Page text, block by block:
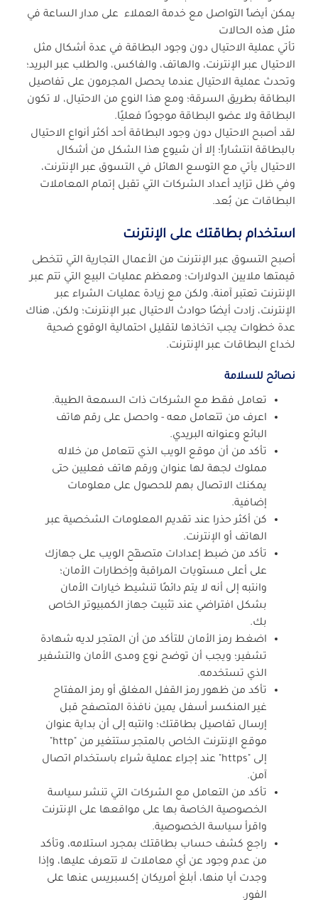
يمكن أيضاً التواصل مع خدمة العملاء على مدار الساعة في
مثل هذه الحالات
تأتي عملية الاحتيال دون وجود البطاقة في عدة أشكال مثل
الاحتيال عبر الإنترنت، والهاتف، والفاكس، والطلب عبر البريد؛
وتحدث عملية الاحتيال عندما يحصل المجرمون على تفاصيل
البطاقة بطريق السرقة؛ ومع هذا النوع من الاحتيال، لا تكون
البطاقة ولا عضو البطاقة موجودًا فعليًا.
لقد أصبح الاحتيال دون وجود البطاقة أحد أكثر أنواع الاحتيال
بالبطاقة انتشاراً؛ إلا أن شيوع هذا الشكل من أشكال
الاحتيال يأتي مع التوسع الهائل في التسوق عبر الإنترنت،
وفي ظل تزايد أعداد الشركات التي تقبل إتمام المعاملات
البطاقات عن بُعد.
استخدام بطاقتك على الإنترنت
أصبح التسوق عبر الإنترنت من الأعمال التجارية التي تتخطى
قيمتها ملايين الدولارات؛ ومعظم عمليات البيع التي تتم عبر
الإنترنت تعتبر آمنة، ولكن مع زيادة عمليات الشراء عبر
الإنترنت، زادت أيضًا حوادث الاحتيال عبر الإنترنت؛ ولكن، هناك
عدة خطوات يجب اتخاذها لتقليل احتمالية الوقوع ضحية
لخداع البطاقات عبر الإنترنت.
نصائح للسلامة
تعامل فقط مع الشركات ذات السمعة الطيبة.
اعرف من تتعامل معه - واحصل على رقم هاتف
البائع وعنوانه البريدي.
تأكد من أن موقع الويب الذي تتعامل من خلاله
مملوك لجهة لها عنوان ورقم هاتف فعليين حتى
يمكنك الاتصال بهم للحصول على معلومات
إضافية.
كن أكثر حذرا عند تقديم المعلومات الشخصية عبر
الهاتف أو الإنترنت.
تأكد من ضبط إعدادات متصفّح الويب على جهازك
على أعلى مستويات المراقبة وإخطارات الأمان؛
وانتبه إلى أنه لا يتم دائمًا تنشيط خيارات الأمان
بشكل افتراضي عند تثبيت جهاز الكمبيوتر الخاص
بك.
اضغط رمز الأمان للتأكد من أن المتجر لديه شهادة
تشفير؛ ويجب أن توضح نوع ومدى الأمان والتشفير
الذي تستخدمه.
تأكد من ظهور رمز القفل المغلق أو رمز المفتاح
غير المنكسر أسفل يمين نافذة المتصفح قبل
إرسال تفاصيل بطاقتك؛ وانتبه إلى أن بداية عنوان
موقع الإنترنت الخاص بالمتجر ستتغير من "http"
إلى "https" عند إجراء عملية شراء باستخدام اتصال
آمن.
تأكد من التعامل مع الشركات التي تنشر سياسة
الخصوصية الخاصة بها على مواقعها على الإنترنت
واقرأ سياسة الخصوصية.
راجع كشف حساب بطاقتك بمجرد استلامه، وتأكد
من عدم وجود عن أي معاملات لا تتعرف عليها، وإذا
وجدت أيا منها، أبلغ أمريكان إكسبريس عنها على
الفور.